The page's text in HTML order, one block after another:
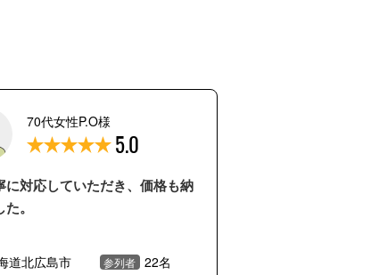
70代女性P.O様
5.0
に対応していただき、価格も納
。
道北広島市 参列者 22名